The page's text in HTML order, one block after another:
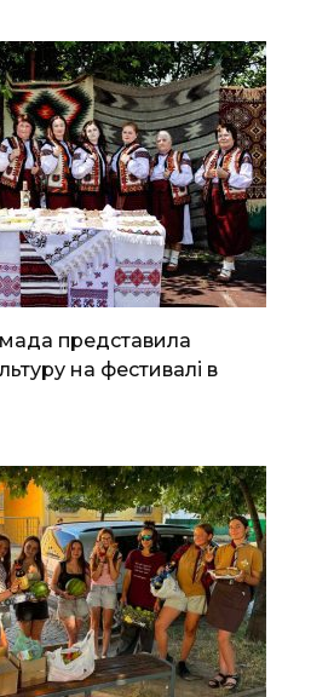
представила
на фестивалі в